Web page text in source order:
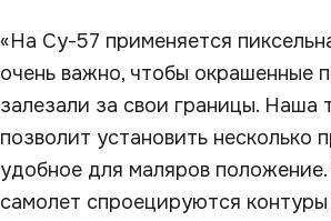
«На Су-57 применяется
очень важно, чтобы окрашенные
залезали за свои границы. Наша
позволит установить несколько
удобное для маляров
самолет спроецируются